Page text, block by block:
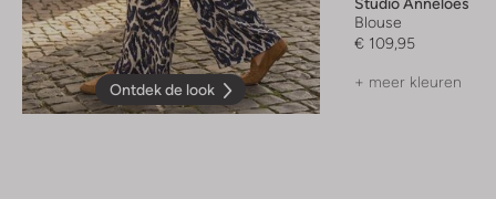
Ontdek de look
Studio Anneloes
Blouse
€ 109,95
+ meer kleuren